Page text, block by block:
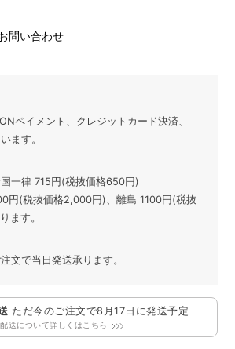
問い合わせ
ペイメント、クレジットカード決済、
ます。
一律 715円(税抜価格650円)
円(税抜価格2,000円)、離島 1100円(税抜
ます。
文で当日発送承ります。
ただ今のご注文で8月17日 に発送予定
送について詳しくはこちら